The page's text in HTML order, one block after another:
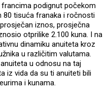
podignut počekom
80 tisuća franaka i ročnosti
iznos, prosječna
otprilike 2.100 kuna. I na
dinamiku anuiteta kroz
u različitim valutama.
u odnosu na taj
iz vida da su ti anuiteti bili
i kunama.